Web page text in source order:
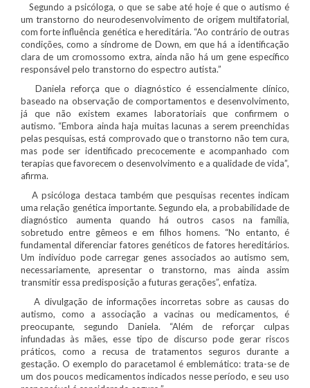
Segundo a psicóloga, o que se sabe até hoje é que o autismo é
um transtorno do neurodesenvolvimento de origem multifatorial,
com forte influência genética e hereditária. “Ao contrário de outras
condições, como a síndrome de Down, em que há a identificação
clara de um cromossomo extra, ainda não há um gene específico
responsável pelo transtorno do espectro autista.”
Daniela reforça que o diagnóstico é essencialmente clínico,
baseado na observação de comportamentos e desenvolvimento,
já que não existem exames laboratoriais que confirmem o
autismo. “Embora ainda haja muitas lacunas a serem preenchidas
pelas pesquisas, está comprovado que o transtorno não tem cura,
mas pode ser identificado precocemente e acompanhado com
terapias que favorecem o desenvolvimento e a qualidade de vida”,
afirma.
A psicóloga destaca também que pesquisas recentes indicam
uma relação genética importante. Segundo ela, a probabilidade de
diagnóstico aumenta quando há outros casos na família,
sobretudo entre gêmeos e em filhos homens. “No entanto, é
fundamental diferenciar fatores genéticos de fatores hereditários.
Um indivíduo pode carregar genes associados ao autismo sem,
necessariamente, apresentar o transtorno, mas ainda assim
transmitir essa predisposição a futuras gerações”, enfatiza.
A divulgação de informações incorretas sobre as causas do
autismo, como a associação a vacinas ou medicamentos, é
preocupante, segundo Daniela. “Além de reforçar culpas
infundadas às mães, esse tipo de discurso pode gerar riscos
práticos, como a recusa de tratamentos seguros durante a
gestação. O exemplo do paracetamol é emblemático: trata-se de
um dos poucos medicamentos indicados nesse período, e seu uso